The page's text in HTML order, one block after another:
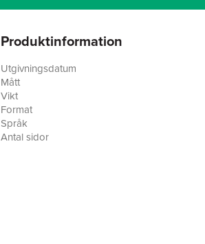
Produktinformation
Utgivningsdatum
Mått
Vikt
Format
Språk
Antal sidor